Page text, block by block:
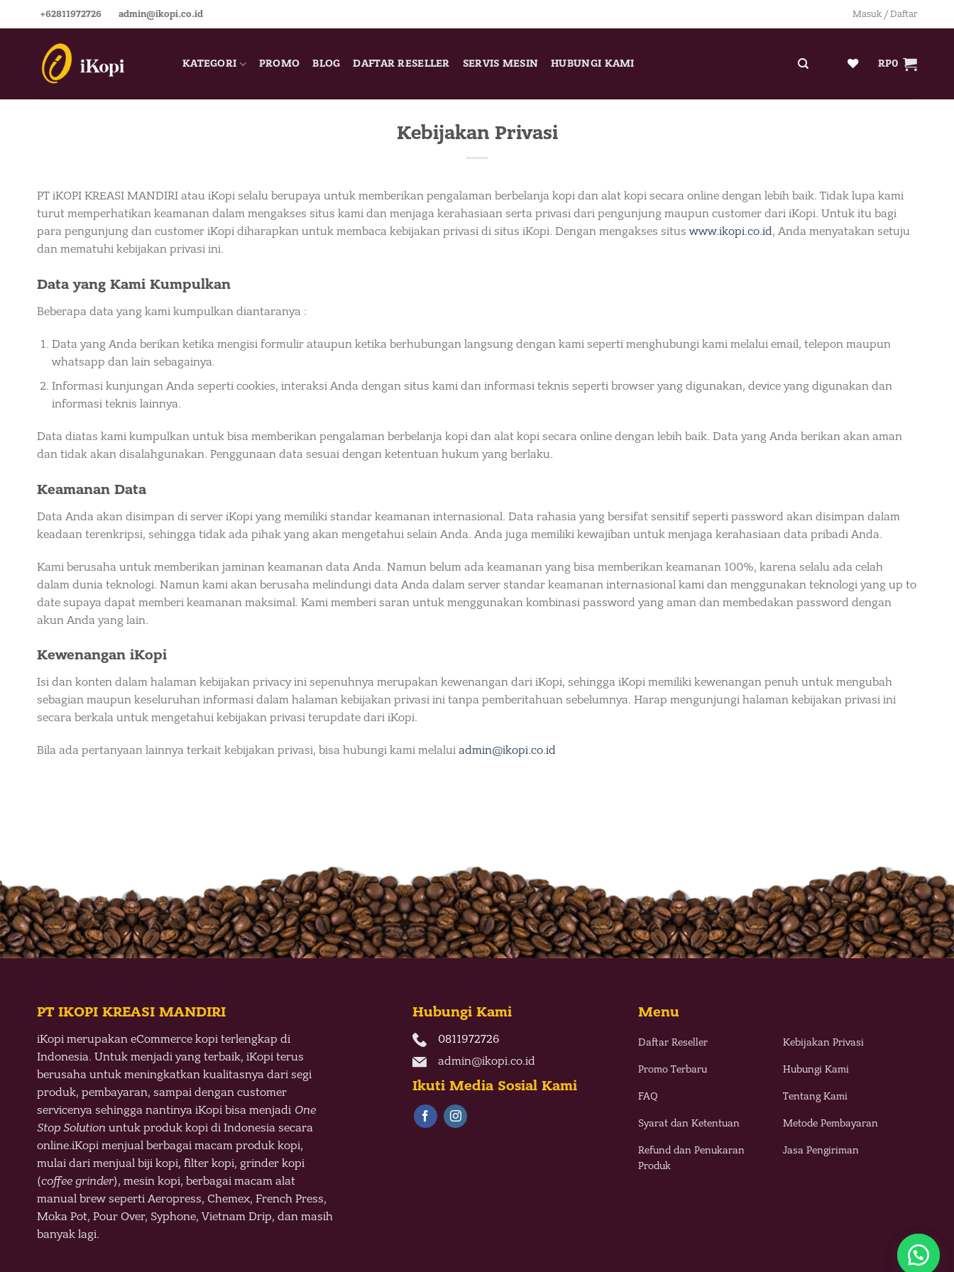
to
+62811972726 admin@ikopi.co.id Masuk / Daftar
KATEGORI PROMO BLOG DAFTAR RESELLER SERVIS MESIN HUBUNGI KAMI RP0
Kebijakan Privasi
PT iKOPI KREASI MANDIRI atau iKopi selalu berupaya untuk memberikan pengalaman berbelanja kopi dan alat kopi secara online dengan lebih baik. Tidak lupa kami
turut memperhatikan keamanan dalam mengakses situs kami dan menjaga kerahasiaan serta privasi dari pengunjung maupun customer dari iKopi. Untuk itu bagi
para pengunjung dan customer iKopi diharapkan untuk membaca kebijakan privasi di situs iKopi. Dengan mengakses situswww.ikopi.co.id, Anda menyatakan setuju
dan mematuhi kebijakan privasi ini.
Data yang Kami Kumpulkan
Beberapa data yang kami kumpulkan diantaranya :
Data yang Anda berikan ketika mengisi formulir ataupun ketika berhubungan langsung dengan kami seperti menghubungi kami melalui email, telepon maupun
whatsapp dan lain sebagainya.
Informasi kunjungan Anda seperti cookies, interaksi Anda dengan situs kami dan informasi teknis seperti browser yang digunakan, device yang digunakan dan
informasi teknis lainnya.
Data diatas kami kumpulkan untuk bisa memberikan pengalaman berbelanja kopi dan alat kopi secara online dengan lebih baik. Data yang Anda berikan akan aman
dan tidak akan disalahgunakan. Penggunaan data sesuai dengan ketentuan hukum yang berlaku.
Keamanan Data
Data Anda akan disimpan di server iKopi yang memiliki standar keamanan internasional. Data rahasia yang bersifat sensitif seperti password akan disimpan dalam
keadaan terenkripsi, sehingga tidak ada pihak yang akan mengetahui selain Anda. Anda juga memiliki kewajiban untuk menjaga kerahasiaan data pribadi Anda.
Kami berusaha untuk memberikan jaminan keamanan data Anda. Namun belum ada keamanan yang bisa memberikan keamanan 100%, karena selalu ada celah
dalam dunia teknologi. Namun kami akan berusaha melindungi data Anda dalam server standar keamanan internasional kami dan menggunakan teknologi yang up to
date supaya dapat memberi keamanan maksimal. Kami memberi saran untuk menggunakan kombinasi password yang aman dan membedakan password dengan
akun Anda yang lain.
Kewenangan iKopi
Isi dan konten dalam halaman kebijakan privacy ini sepenuhnya merupakan kewenangan dari iKopi, sehingga iKopi memiliki kewenangan penuh untuk mengubah
sebagian maupun keseluruhan informasi dalam halaman kebijakan privasi ini tanpa pemberitahuan sebelumnya. Harap mengunjungi halaman kebijakan privasi ini
secara berkala untuk mengetahui kebijakan privasi terupdate dari iKopi.
Bila ada pertanyaan lainnya terkait kebijakan privasi, bisa hubungi kami melalui admin@ikopi.co.id
PT IKOPI KREASI MANDIRI
iKopi merupakan eCommerce kopi terlengkap di
Indonesia. Untuk menjadi yang terbaik, iKopi terus
berusaha untuk meningkatkan kualitasnya dari segi
produk, pembayaran, sampai dengan customer
servicenya sehingga nantinya iKopi bisa menjadi One
Stop Solution untuk produk kopi di Indonesia secara
online.iKopi menjual berbagai macam produk kopi,
mulai dari menjual biji kopi, filter kopi, grinder kopi
(coffee grinder), mesin kopi, berbagai macam alat
manual brew seperti Aeropress, Chemex, French Press,
Moka Pot, Pour Over, Syphone, Vietnam Drip, dan masih
banyak lagi.
Hubungi Kami
0811972726
admin@ikopi.co.id
Ikuti Media Sosial Kami
Menu
Daftar Reseller
Promo Terbaru
FAQ
Syarat dan Ketentuan
Refund dan Penukaran
Produk
Kebijakan Privasi
Hubungi Kami
Tentang Kami
Metode Pembayaran
Jasa Pengiriman